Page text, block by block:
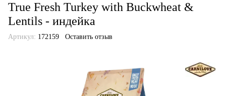
True Fresh Turkey with Buckwheat &
Lentils - индейка
Артикул: 172159 Оставить отзыв